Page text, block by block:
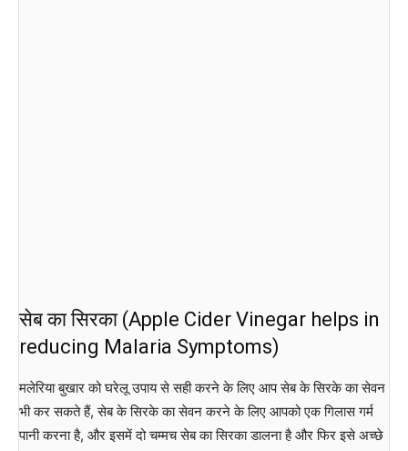
सेब का सिरका (Apple Cider Vinegar helps in
reducing Malaria Symptoms)
मलेरिया बुखार को घरेलू उपाय से सही करने के लिए आप सेब के सिरके का सेवन
भी कर सकते हैं, सेब के सिरके का सेवन करने के लिए आपको एक गिलास गर्म
पानी करना है, और इसमें दो चम्मच सेब का सिरका डालना है और फिर इसे अच्छे